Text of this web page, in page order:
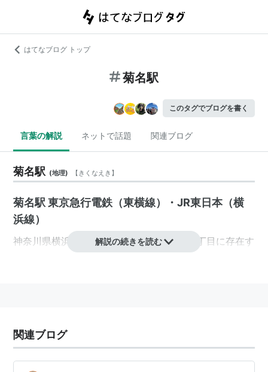
はてなブログ トップ
菊名駅
このタグでブログを書く
言葉の解説 ネットで話題 関連ブログ
菊名駅 (地理) 【きくなえき 】
菊名駅 東京急行電鉄（東横線）・JR東日本（横
浜線）
神奈川県横浜市 港北区菊名7丁目・篠原北2丁目に存在す
西口周辺（港北区
っている。
東口周辺（
解説の続きを読む
関連ブログ